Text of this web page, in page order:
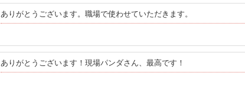
ありがとうございます。職場で使わせていただきます。
ありがとうございます！現場パンダさん、最高です！